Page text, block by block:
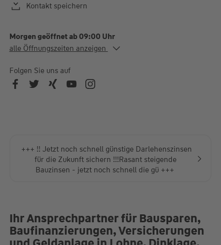
Kontakt speichern
Morgen geöffnet ab 09:00 Uhr
Alle Öffnungszeiten
Do. - Fr.
09:00-12:30 Uhr
Gerne auch außerhalb der Öffnungszeiten nach
alle Öffnungszeiten anzeigen
Folgen Sie uns auf
+++ !! Jetzt noch schnell günstige Darlehenszinsen
für die Zukunft sichern !!!Rasant steigende
Bauzinsen - jetzt noch schnell die gü +++
Ihr Ansprechpartner für Bausparen,
Baufinanzierungen, Versicherungen